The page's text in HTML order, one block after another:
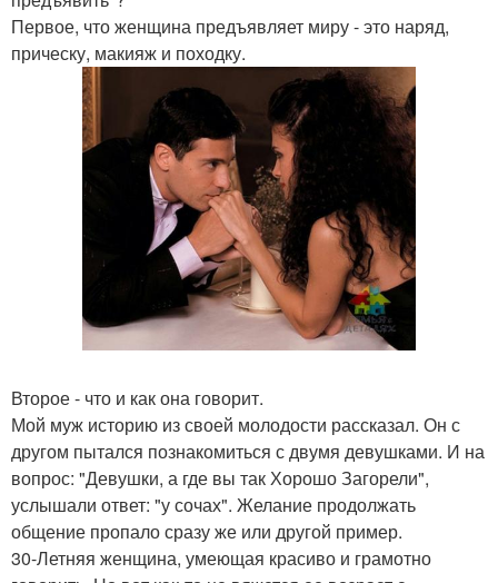
Первое, что женщина предъявляет миру - это наряд,
прическу, макияж и походку.
Второе - что и как она говорит.
Мой муж историю из своей молодости рассказал. Он с
другом пытался познакомиться с двумя девушками. И на
вопрос: "Девушки, а где вы так Хорошо Загорели",
услышали ответ: "у сочах". Желание продолжать
общение пропало сразу же или другой пример.
30-Летняя женщина, умеющая красиво и грамотно